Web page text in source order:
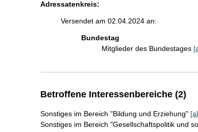
Adressatenkreis:
Versendet am 02.04.2024 an:
Bundestag
Mitglieder des Bundestages
Betroffene Interessenbereiche (2)
Sonstiges im Bereich "Bildung und Erziehung"
Sonstiges im Bereich "Gesellschaftspolitik und